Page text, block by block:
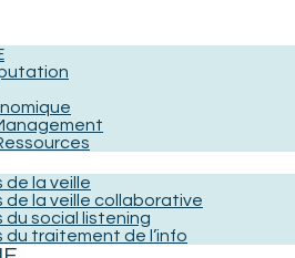
de la veille
de la veille collaborative
du social listening
du traitement de l’info